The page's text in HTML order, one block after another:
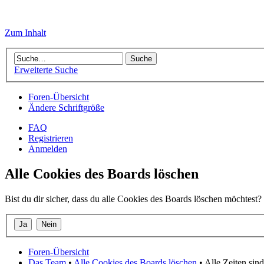
Zum Inhalt
Erweiterte Suche
Foren-Übersicht
Ändere Schriftgröße
FAQ
Registrieren
Anmelden
Alle Cookies des Boards löschen
Bist du dir sicher, dass du alle Cookies des Boards löschen möchtest?
Foren-Übersicht